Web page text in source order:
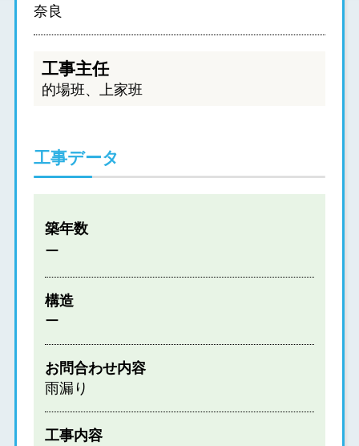
奈良
工事主任
的場班、上家班
工事データ
築年数
ー
構造
ー
お問合わせ内容
雨漏り
工事内容